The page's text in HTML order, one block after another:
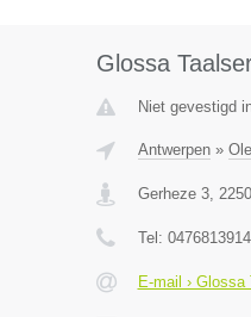
Glossa
Niet gevestigd
Antwerpen»
Gerheze 3, 2250
Tel: 0476813914
E-mail ›